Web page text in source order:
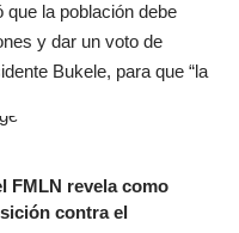
que la población debe
y dar un voto de
Bukele, para que “la
FMLN revela como
contra el